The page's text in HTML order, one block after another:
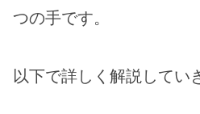
つの手です。
以下で詳しく解説してい